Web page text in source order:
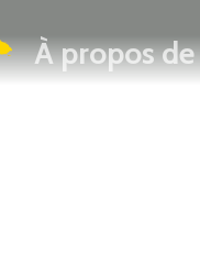
À propos